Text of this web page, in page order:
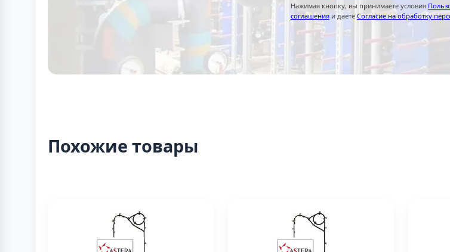
Нажимая кнопку, вы принимаете условия
соглашения и даете Согласие на обработку
Похожие товары